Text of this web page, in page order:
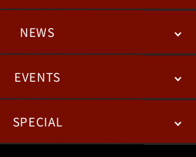
BATTLENEWS
패치노트
EVENTS
ESPORTS
SPECIAL